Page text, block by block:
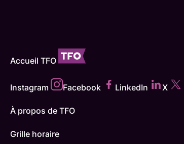
Accueil TFO
Instagram Facebook LinkedIn X
À propos de TFO
Grille horaire